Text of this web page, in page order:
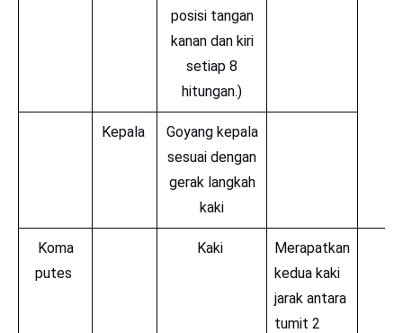
posisi tangan
kanan dan kiri
setiap 8
hitungan.)
Kepala
Goyang kepala
sesuai dengan
gerak langkah
kaki
Koma
putes
Kaki
Merapatkan
kedua kaki
jarak antara
tumit 2